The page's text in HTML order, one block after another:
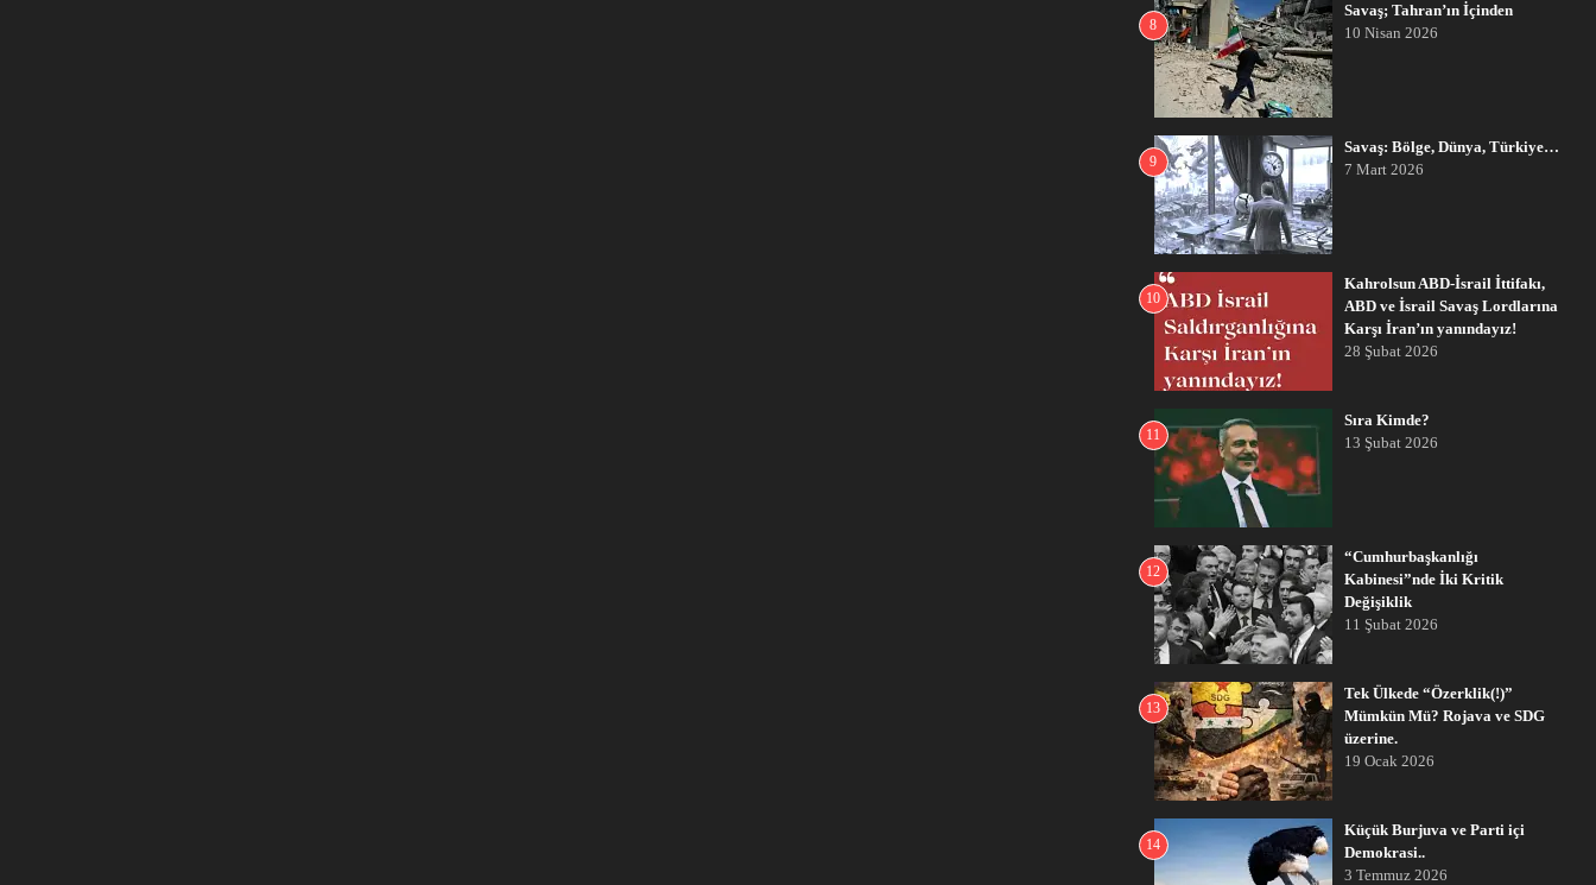
8
Savaş; Tahran’ın İçinden
10 Nisan 2026
9
Savaş: Bölge, Dünya, Türkiye…
7 Mart 2026
10
Kahrolsun ABD-İsrail İttifakı,
ABD ve İsrail Savaş Lordlarına
Karşı İran’ın yanındayız!
28 Şubat 2026
11
Sıra Kimde?
13 Şubat 2026
12
“Cumhurbaşkanlığı
Kabinesi”nde İki Kritik
Değişiklik
11 Şubat 2026
13
Tek Ülkede “Özerklik(!)”
Mümkün Mü? Rojava ve SDG
üzerine.
19 Ocak 2026
14
Küçük Burjuva ve Parti içi
Demokrasi..
3 Temmuz 2026